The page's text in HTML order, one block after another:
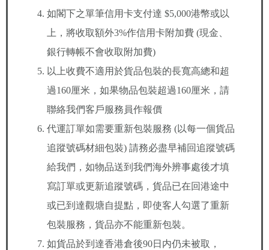
如閣下之單筆信用卡支付達 $5,000港幣或以
上，將收取額外3%作信用卡附加費 (現金、
銀行轉帳不會收取附加費)
以上收費不適用於貨品包裝的長寬高總和超
過160厘米，如果物品包裝超過160厘米，請
聯絡我們客戶服務員作報價
代運訂單如需要重新包裝服務 (以每一個貨品
追蹤號碼材細包裝) 請務必盡早補回追蹤號碼
給我們，如物品送到我們海外辨事處後才填
寫訂單或更新追蹤號碼，貨品已在回港途中
或已到達觀塘自提點，即使客人勾選了重新
包裝服務，貨品亦不能重新包裝。
如貨品於到達香港倉後90日内仍未被取，